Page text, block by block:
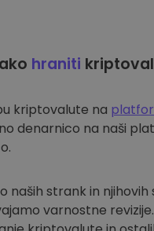
hraniti
kriptovalute na
denarnico na naši
naših strank in
varnostne